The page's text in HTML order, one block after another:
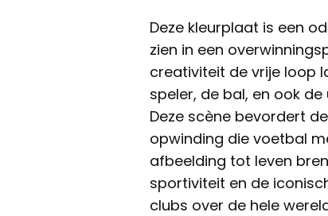
Deze kleurplaat is een
zien in een
creativiteit de vrije loop
speler, de bal, en ook
Deze scène bevordert
opwinding die voetbal
afbeelding tot leven
sportiviteit en de
clubs over de hele